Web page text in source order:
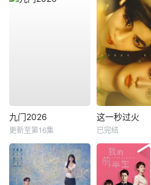
九门2026
更新至第16集
这一秒过火
已完结